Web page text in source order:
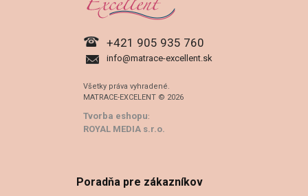
+421 905 935 760
info@matrace-excellent.sk
Všetky práva vyhradené.
MATRACE-EXCELENT © 2026
Tvorba eshopu:
ROYAL MEDIA s.r.o.
Poradňa pre zákazníkov